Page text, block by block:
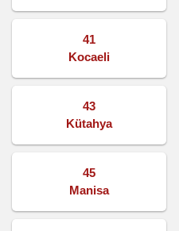
41
Kocaeli
43
Kütahya
45
Manisa